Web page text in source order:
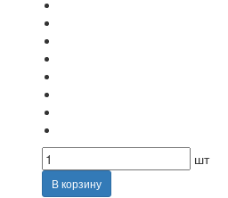
шт
В корзину